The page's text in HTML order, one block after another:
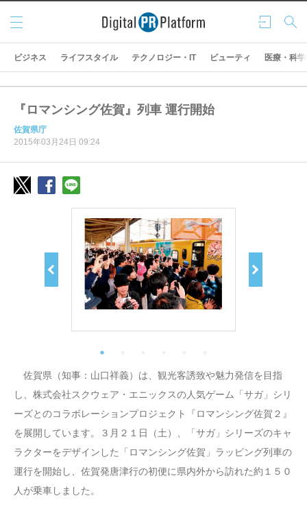
ログ
イン
検索
メニ
ュー
ビジネス ライフスタイル テクノロジー・IT ビューティ 医療・科学
『ロマンシング佐賀』列車 運行開始
佐賀県庁
2015年03月24日 09:24
佐賀県（知事：山口祥義）は、観光客誘致や魅力発信を目指
し、株式会社スクウェア・エニックスの人気ゲーム「サガ」シリ
ーズとのコラボレーションプロジェクト『ロマンシング佐賀２』
を展開しています。３月２１日（土）、「サガ」シリーズのキャ
ラクターをデザインした「ロマンシング佐賀」ラッピング列車の
運行を開始し、佐賀発唐津行の初便に県内外から訪れた約１５０
人が乗車しました。